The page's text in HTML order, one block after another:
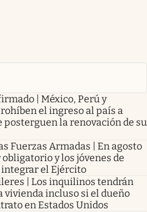
| México, Perú y
el ingreso al país a
posterguen la renovación de su
Fuerzas Armadas | En agosto
y los jóvenes de
integrar el Ejército
| Los inquilinos tendrán
incluso si el dueño
en Estados Unidos